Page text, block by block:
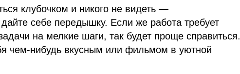
клубочком и никого не видеть —
себе передышку. Если же работа требует
на мелкие шаги, так будет проще справиться.
чем-нибудь вкусным или фильмом в уютной